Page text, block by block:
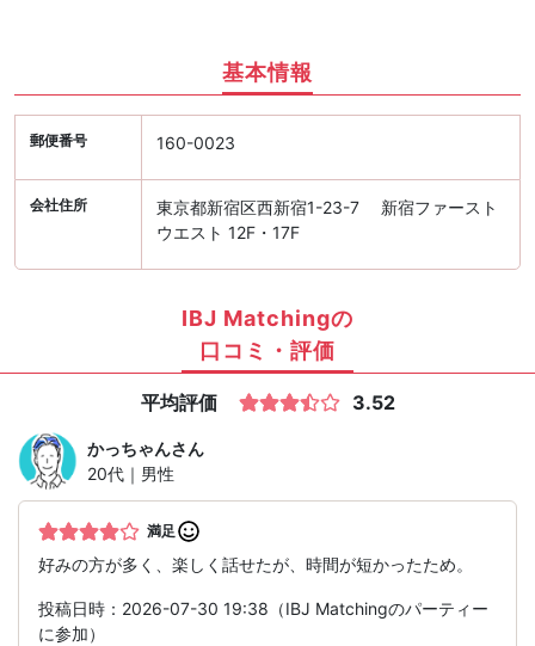
基本情報
郵便番号 160-0023
会社住所
東京都新宿区西新宿1-23-7 新宿ファースト
ウエスト 12F・17F
IBJ Matchingの
口コミ・評価
平均評価 3.52
かっちゃんさん
20代｜男性
満足
好みの方が多く、楽しく話せたが、時間が短かったため。
投稿日時：2026-07-30 19:38（IBJ Matchingのパーティー
に参加）